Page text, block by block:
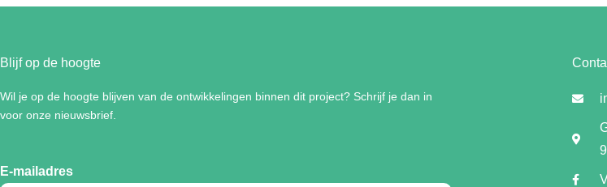
Blijf op de hoogte
Wil je op de hoogte blijven van de ontwikkelingen binnen dit project? Schrijf je dan in
voor onze nieuwsbrief.
E-mailadres